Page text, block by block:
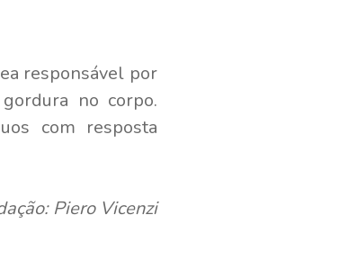
responsável por
no corpo.
com resposta
Piero Vicenzi